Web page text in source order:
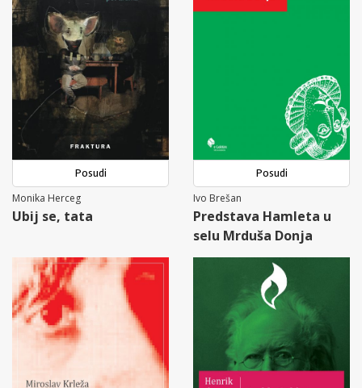
Posudi
Monika Herceg
Ubij se, tata
Posudi
Ivo Brešan
Predstava Hamleta u
selu Mrduša Donja